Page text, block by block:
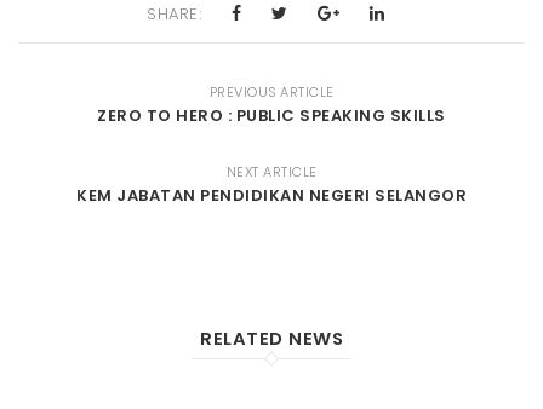
SHARE:
PREVIOUS ARTICLE
ZERO TO HERO : PUBLIC SPEAKING SKILLS
NEXT ARTICLE
KEM JABATAN PENDIDIKAN NEGERI SELANGOR
RELATED NEWS